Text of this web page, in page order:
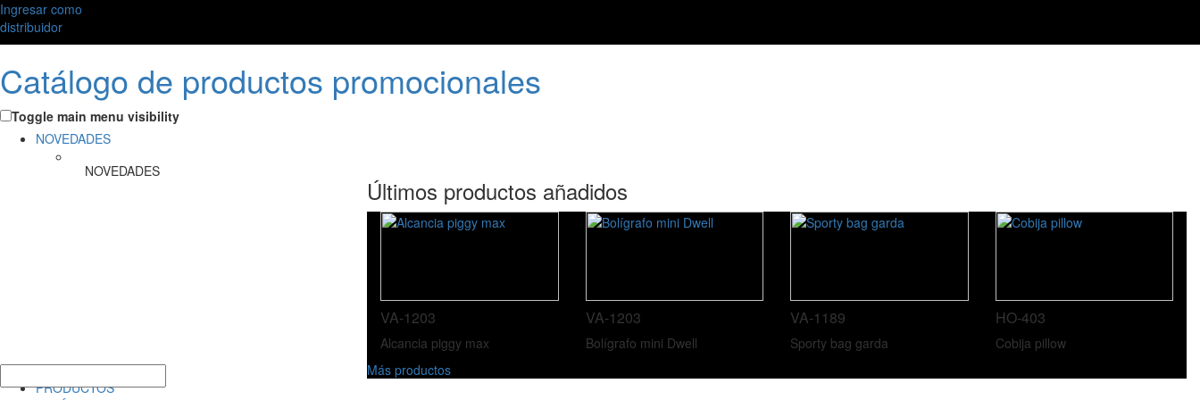
Ingresar como
distribuidor
Catálogo de productos promocionales
Toggle main menu visibility
NOVEDADES
NOVEDADES
Últimos productos añadidos
VA-1203
Alcancia piggy max
VA-1203
Bolígrafo mini Dwell
VA-1189
Sporty bag garda
HO-403
Cobija pillow
Más productos
PRODUCTOS